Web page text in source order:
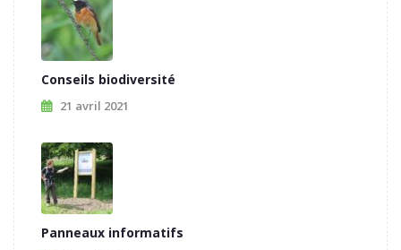
Conseils biodiversité
21 avril 2021
Panneaux informatifs